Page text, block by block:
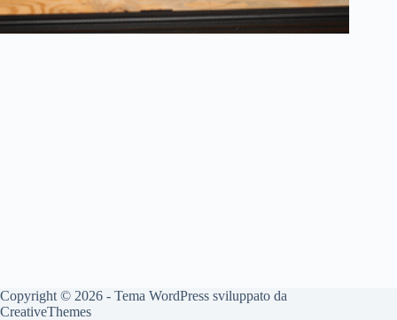
Copyright © 2026 - Tema WordPress sviluppato da
CreativeThemes